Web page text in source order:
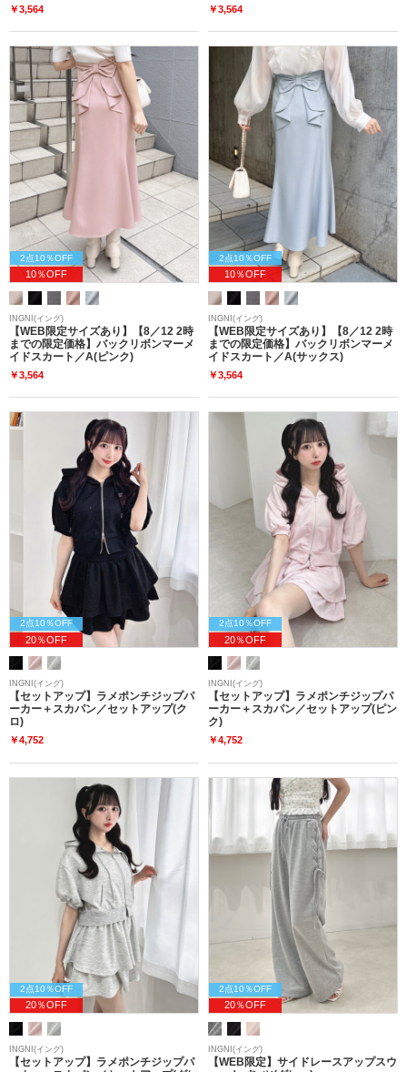
￥3,564 ￥3,564
2点10％OFF
10％OFF
INGNI(イング)
【WEB限定サイズあり】【8／12 2時
までの限定価格】バックリボンマーメ
イドスカート／A(ピンク)
￥3,564
2点10％OFF
10％OFF
INGNI(イング)
【WEB限定サイズあり】【8／12 2時
までの限定価格】バックリボンマーメ
イドスカート／A(サックス)
￥3,564
2点10％OFF
20％OFF
INGNI(イング)
【セットアップ】ラメポンチジップパ
ーカー＋スカパン／セットアップ(ク
ロ)
￥4,752
2点10％OFF
20％OFF
INGNI(イング)
【セットアップ】ラメポンチジップパ
ーカー＋スカパン／セットアップ(ピン
ク)
￥4,752
2点10％OFF
20％OFF
INGNI(イング)
【セットアップ】ラメポンチジップパ
2点10％OFF
20％OFF
INGNI(イング)
【WEB限定】サイドレースアップスウ